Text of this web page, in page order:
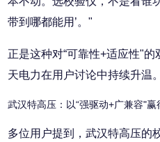
带到哪都能用’。"
正是这种对“可靠性+适应性"
天电力在用户讨论中持续升温。
武汉特高压：以“强驱动+广兼容"赢
多位用户提到，武汉特高压的